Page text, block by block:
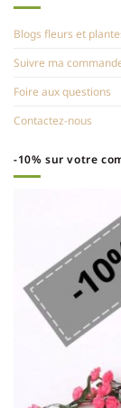
Blogs fleurs et
Suivre ma
Foire aux questions
Contactez-nous
-10% sur votre